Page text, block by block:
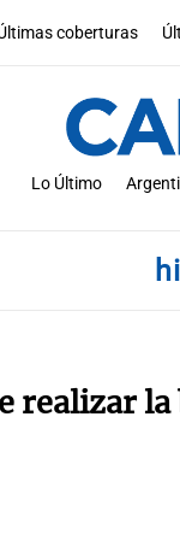
coberturas
Lo Último
realizar la